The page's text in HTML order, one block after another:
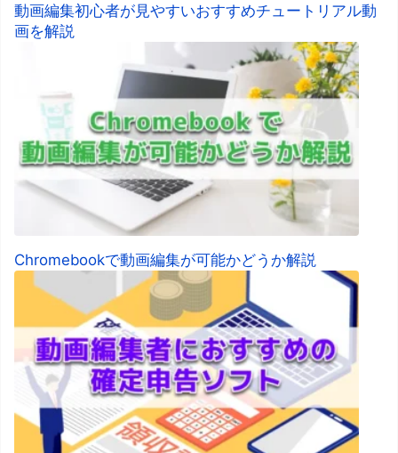
動画編集初心者が見やすいおすすめチュートリアル動
画を解説
Chromebookで動画編集が可能かどうか解説